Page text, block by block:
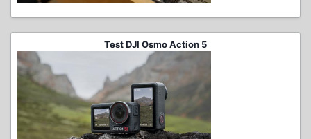
Test DJI Osmo Action 5